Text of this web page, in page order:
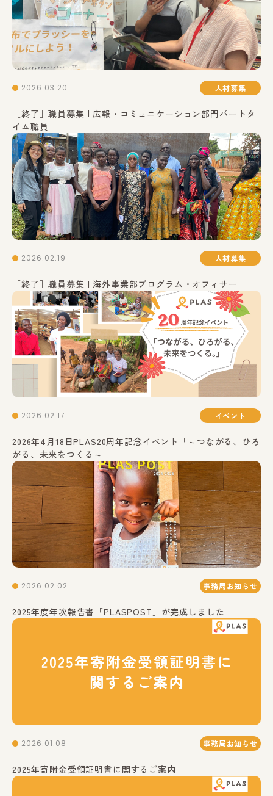
2026.03.20 人材募集
［終了］職員募集 | 広報・コミュニケーション部門パートタ
イム職員
2026.02.19 人材募集
［終了］職員募集 | 海外事業部プログラム・オフィサー
2026.02.17 イベント
2026年4月18日PLAS20周年記念イベント「～つながる、ひろ
がる、未来をつくる～」
2026.02.02 事務局お知らせ
2025年度年次報告書「PLASPOST」が完成しました
2026.01.08 事務局お知らせ
2025年寄附金受領証明書に関するご案内